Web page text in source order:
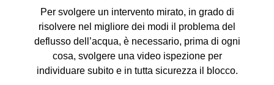
Per svolgere un intervento mirato, in grado di
risolvere nel migliore dei modi il problema del
deflusso dell’acqua, è necessario, prima di ogni
cosa, svolgere una video ispezione per
individuare subito e in tutta sicurezza il blocco.